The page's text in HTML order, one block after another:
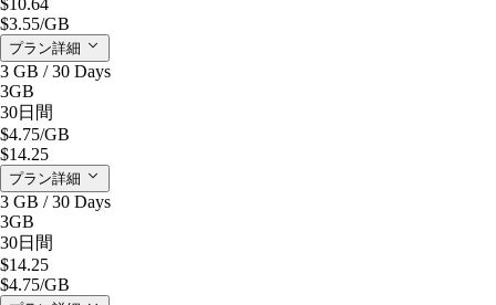
$3.55/GB
プラン詳細
3 GB / 30 Days
3GB
30日間
$4.75/GB
$14.25
プラン詳細
3 GB / 30 Days
3GB
30日間
$14.25
$4.75/GB